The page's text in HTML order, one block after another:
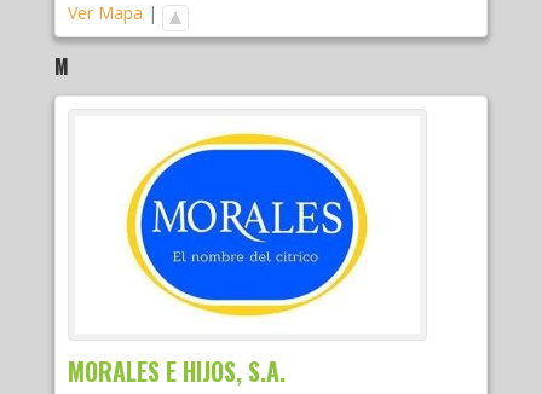
Ver Mapa |
M
MORALES E HIJOS, S.A.